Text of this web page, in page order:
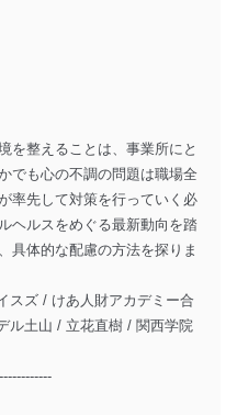
を整えることは、事業所にと
でも心の不調の問題は職場全
率先して対策を行っていく必
ヘルスをめぐる最新動向を踏
具体的な配慮の方法を探りま
スズ / けあ人財アカデミー合
ル土山 / 立花直樹 / 関西学院